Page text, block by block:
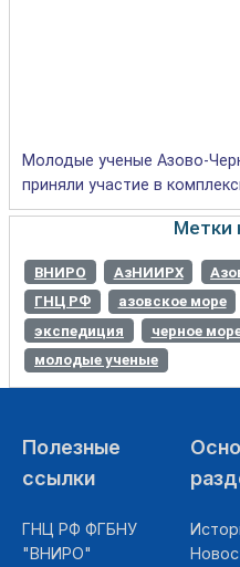
Молодые ученые Азово-
приняли участие в
Метки
ВНИРО АзНИИРХ
ГНЦ РФ
азовское море
экспедиция
черное
молодые ученые
Полезные
ссылки
ГНЦ РФ ФГБНУ
"ВНИРО"